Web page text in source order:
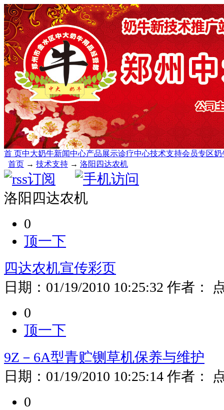
首 页中大奶牛新闻中心产品展示诊疗中心技术支持会员专区奶
首页 → 技术支持 → 洛阳四达农机
洛阳四达农机
0
顶一下
四达农机宣传彩页
日期： 01/19/2010 10:25:32 作者：
0
顶一下
9Z－6A型青贮铡草机保养与维护
日期： 01/19/2010 10:25:14 作者：
0